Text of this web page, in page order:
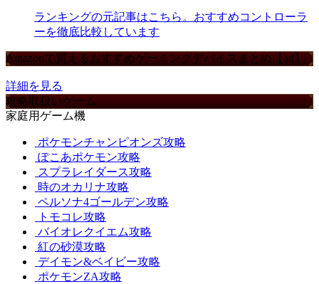
ランキングの元記事はこちら。おすすめコントローラ
ーを徹底比較しています
Amazonで買えるおすすめゲーミングデバイスまとめ【ad】
詳細を見る
攻略取扱いゲーム
家庭用ゲーム機
ポケモンチャンピオンズ攻略
ぽこあポケモン攻略
スプラレイダース攻略
時のオカリナ攻略
ペルソナ4ゴールデン攻略
トモコレ攻略
バイオレクイエム攻略
紅の砂漠攻略
デイモン&ベイビー攻略
ポケモンZA攻略